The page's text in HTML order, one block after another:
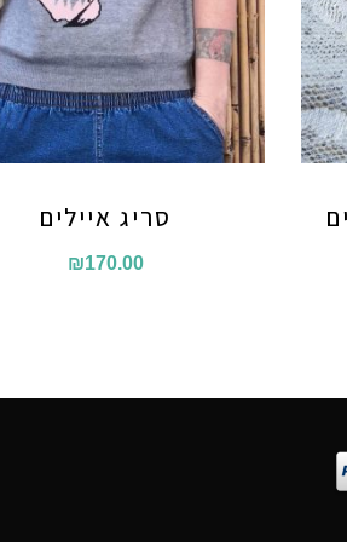
סריג איילים
₪170.00